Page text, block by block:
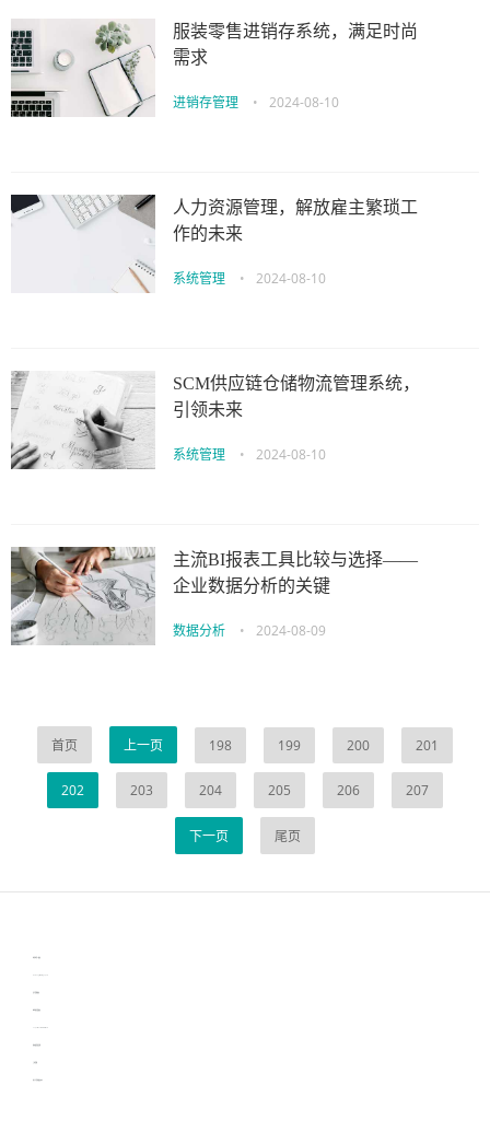
服装零售进销存系统，满足时尚
需求
进销存管理 • 2024-08-10
人力资源管理，解放雇主繁琐工
作的未来
系统管理 • 2024-08-10
SCM供应链仓储物流管理系统，
引领未来
系统管理 • 2024-08-10
主流BI报表工具比较与选择——
企业数据分析的关键
数据分析 • 2024-08-09
首页 上一页 198 199 200 201
202 203 204 205 206 207
下一页 尾页